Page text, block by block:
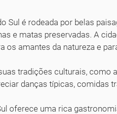
Sul é rodeada por belas
e matas preservadas. A
os amantes da natureza e
tradições culturais, como
danças típicas, comidas
oferece uma rica